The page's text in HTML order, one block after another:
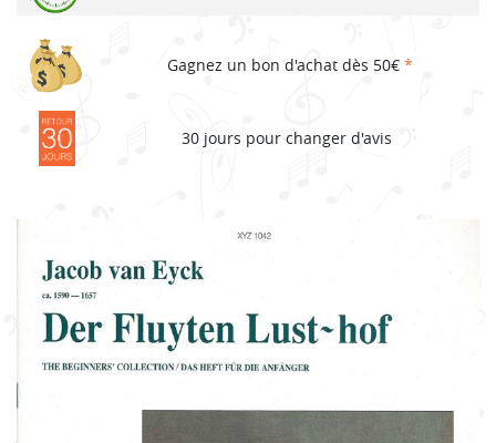
Gagnez un bon d'achat dès 50€ *
30 jours pour changer d'avis